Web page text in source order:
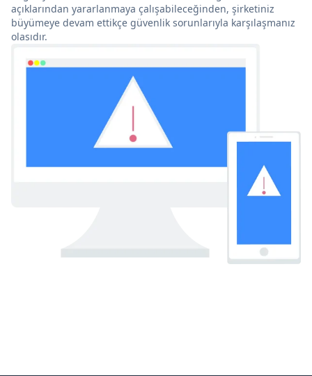
açıklarından yararlanmaya çalışabileceğinden, şirketiniz
büyümeye devam ettikçe güvenlik sorunlarıyla karşılaşmanız
olasıdır.